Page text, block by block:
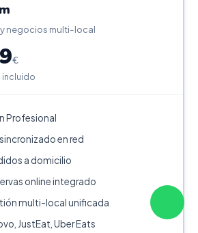
negocios multi-local
€
incluido
Profesional
en red
a domicilio
online integrado
multi-local unificada
JustEat, Uber Eats